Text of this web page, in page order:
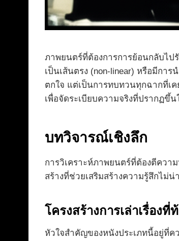
ภาพยนตร์ที่ต้องการการย้อนกลับไป
เป็นเส้นตรง (non-linear) หรือมีกา
ตกใจ แต่เป็นการทบทวนทุกฉากที่เ
เพื่อจัดระเบียบความจริงที่ปรากฏขึ้น
บทวิจารณ์เชิงลึก
การวิเคราะห์ภาพยนตร์ที่ต้องตีคว
สร้างที่ช่วยเสริมสร้างความรู้สึกไม่น่
โครงสร้างการเล่าเรื่อง
หัวใจสำคัญของหนังประเภทนี้อยู่ที่ค